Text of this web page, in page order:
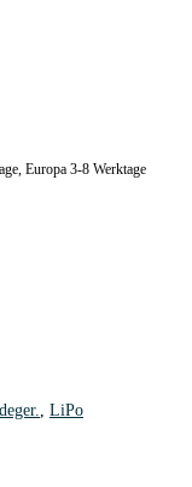
Europa 3-8 Werktage
LiPo